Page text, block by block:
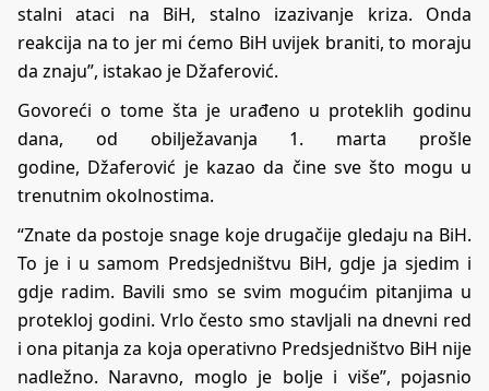
stalni ataci na BiH, stalno izazivanje kriza. Onda
reakcija na to jer mi ćemo BiH uvijek braniti, to moraju
da znaju”, istakao je Džaferović.
Govoreći o tome šta je urađeno u proteklih godinu
dana, od obilježavanja 1. marta prošle
godine, Džaferović je kazao da čine sve što mogu u
trenutnim okolnostima.
“Znate da postoje snage koje drugačije gledaju na BiH.
To je i u samom Predsjedništvu BiH, gdje ja sjedim i
gdje radim. Bavili smo se svim mogućim pitanjima u
protekloj godini. Vrlo često smo stavljali na dnevni red
i ona pitanja za koja operativno Predsjedništvo BiH nije
nadležno. Naravno, moglo je bolje i više”, pojasnio